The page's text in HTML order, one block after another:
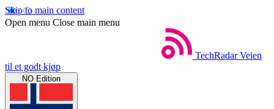
Skip to main content
Open menu Close main menu
TechRadar Veien
til et godt kjøp
NO Edition